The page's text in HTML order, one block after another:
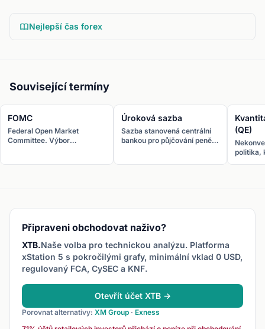
Nejlepší čas forex
Související termíny
FOMC
Federal Open Market
Committee. Výbor
Úroková sazba
Sazba stanovená centrální
bankou pro půjčování peněz.
(QE)
politika,
Připraveni obchodovat naživo?
XTB.Naše volba pro technickou analýzu. Platforma
xStation 5 s pokročilými grafy, minimální vklad 0 USD,
regulovaný FCA, CySEC a KNF.
Otevřít účet XTB →
Porovnat alternativy: XM Group · Exness